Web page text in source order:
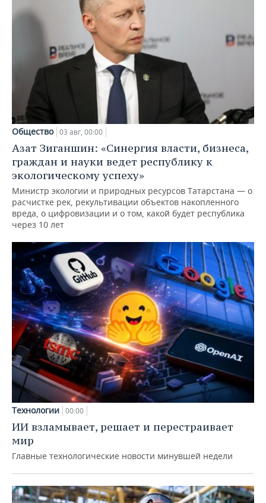
Общество 03 авг, 00:00
Азат Зиганшин: «Синергия власти, бизнеса,
граждан и науки ведет республику к
экологическому успеху»
Министр экологии и природных ресурсов Татарстана — о
расчистке рек, рекультивации объектов накопленного
вреда, о цифровизации и о том, какой будет республика
через 10 лет
Технологии 00:00
ИИ взламывает, решает и перестраивает
мир
Главные технологические новости минувшей недели